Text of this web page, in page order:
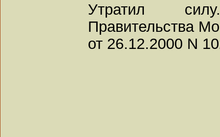
Утратил
Правительства
от 26.12.2000 N